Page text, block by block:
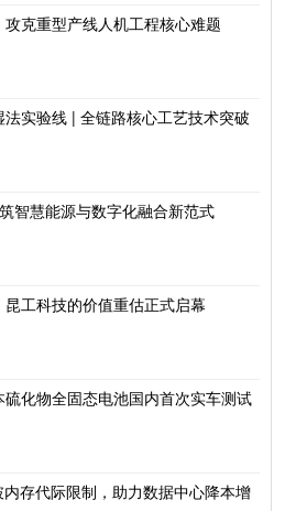
克重型产线人机工程核心难题
实验线 | 全链路核心工艺技术突破
智慧能源与数字化融合新范式
工科技的价值重估正式启幕
化物全固态电池国内首次实车测试
存代际限制，助力数据中心降本增